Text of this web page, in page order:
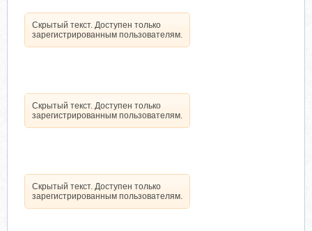
Скрытый текст. Доступен только
зарегистрированным пользователям.
Скрытый текст. Доступен только
зарегистрированным пользователям.
Скрытый текст. Доступен только
зарегистрированным пользователям.